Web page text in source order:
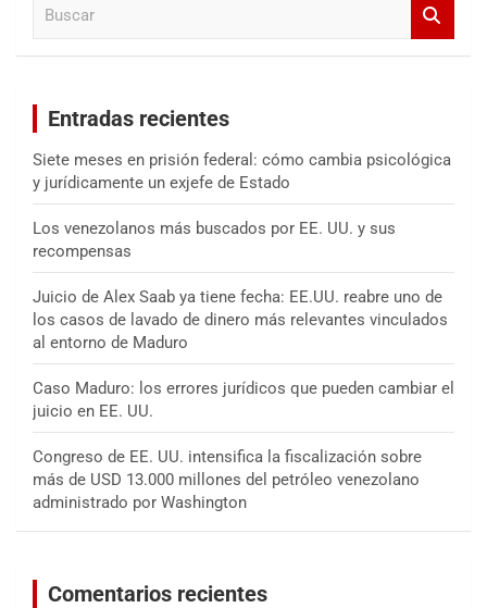
Entradas recientes
Siete meses en prisión federal: cómo cambia psicológica
y jurídicamente un exjefe de Estado
Los venezolanos más buscados por EE. UU. y sus
recompensas
Juicio de Alex Saab ya tiene fecha: EE.UU. reabre uno de
los casos de lavado de dinero más relevantes vinculados
al entorno de Maduro
Caso Maduro: los errores jurídicos que pueden cambiar el
juicio en EE. UU.
Congreso de EE. UU. intensifica la fiscalización sobre
más de USD 13.000 millones del petróleo venezolano
administrado por Washington
Comentarios recientes